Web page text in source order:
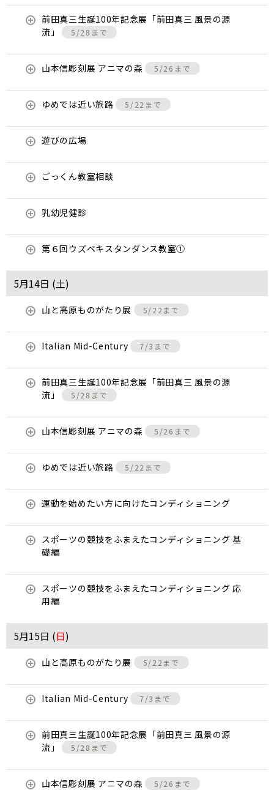
前田真三生誕100年記念展「前田真三 風景の源
流」
5/28まで
山本信彫刻展 アニマの森 5/26まで
ゆめでは近い旅路 5/22まで
遊びの広場
ごっくん教室相談
乳幼児健診
第６回ウズベキスタンダンス教室①
5月14日 (土)
山と高原ものがたり展 5/22まで
Italian Mid-Century 7/3まで
前田真三生誕100年記念展「前田真三 風景の源
流」
5/28まで
山本信彫刻展 アニマの森 5/26まで
ゆめでは近い旅路 5/22まで
運動を始めたい方に向けたコンディショニング
スポーツの競技をふまえたコンディショニング 基
礎編
スポーツの競技をふまえたコンディショニング 応
用編
5月15日 (日)
山と高原ものがたり展 5/22まで
Italian Mid-Century 7/3まで
前田真三生誕100年記念展「前田真三 風景の源
流」
5/28まで
山本信彫刻展 アニマの森 5/26まで